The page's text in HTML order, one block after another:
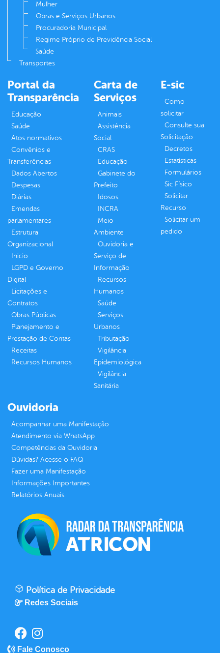
Mulher
Obras e Serviços Urbanos
Procuradoria Municipal
Regime Próprio de Previdência Social
Saúde
Transportes
Portal da
Transparência
Educação
Saúde
Atos normativos
Convênios e
Transferências
Dados Abertos
Despesas
Diárias
Emendas
parlamentares
Estrutura
Organizacional
Inicio
LGPD e Governo
Digital
Licitações e
Contratos
Obras Públicas
Planejamento e
Prestação de Contas
Receitas
Recursos Humanos
Carta de
Serviços
Animais
Assistência
Social
CRAS
Educação
Gabinete do
Prefeito
Idosos
INCRA
Meio
Ambiente
Ouvidoria e
Serviço de
Informação
Recursos
Humanos
Saúde
Serviços
Urbanos
Tributação
Vigilância
Epidemiológica
Vigilância
Sanitária
E-sic
Como
solicitar
Consulte sua
Solicitação
Decretos
Estatísticas
Formulários
Sic Físico
Solicitar
Recurso
Solicitar um
pedido
Ouvidoria
Acompanhar uma Manifestação
Atendimento via WhatsApp
Competências da Ouvidoria
Dúvidas? Acesse o FAQ
Fazer uma Manifestação
Informações Importantes
Relatórios Anuais
Política de Privacidade
Redes Sociais
Fale Conosco